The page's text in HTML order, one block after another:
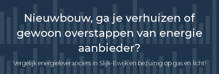
Nieuwbouw, ga je verhuizen of
gewoon overstappen van energie
aanbieder?
Vergelijk energieleveranciers in Slijk-Ewijk en bezuinig op gas en licht!